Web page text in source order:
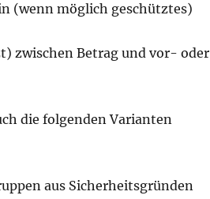
(wenn möglich geschütztes)
zwischen Betrag und vor- oder
die folgenden Varianten
aus Sicherheitsgründen